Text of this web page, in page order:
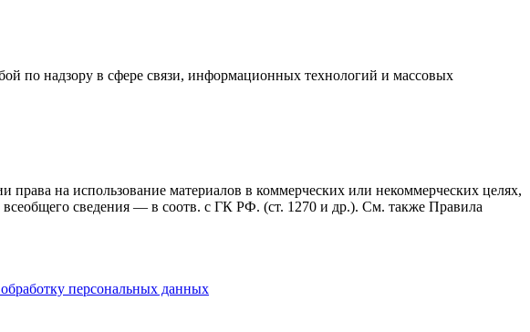
надзору в сфере связи, информационных технологий и массовых
права на использование материалов в коммерческих или некоммерческих целях,
всеобщего сведения — в соотв. с ГК РФ. (ст. 1270 и др.). См. также Правила
персональных данных